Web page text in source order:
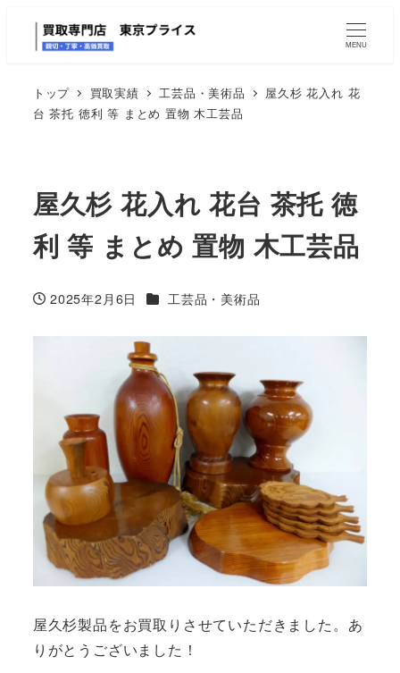
MENU
トップ 買取実績 工芸品・美術品
屋久杉 花入れ 花
台 茶托 徳利 等 まとめ 置物 木工芸品
屋久杉 花入れ 花台 茶托 徳
利 等 まとめ 置物 木工芸品
投稿日
2025年2月6日 カテゴリー
工芸品・美術品
屋久杉製品をお買取りさせていただきました。あ
りがとうございました！